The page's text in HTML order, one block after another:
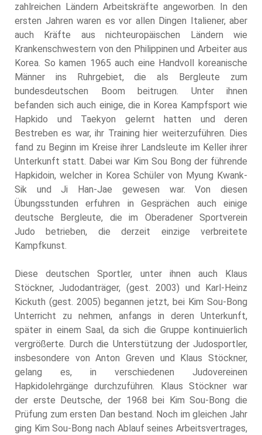
zahlreichen Ländern Arbeitskräfte angeworben. In den
ersten Jahren waren es vor allen Dingen Italiener, aber
auch Kräfte aus nichteuropäischen Ländern wie
Krankenschwestern von den Philippinen und Arbeiter aus
Korea. So kamen 1965 auch eine Handvoll koreanische
Männer ins Ruhrgebiet, die als Bergleute zum
bundesdeutschen Boom beitrugen. Unter ihnen
befanden sich auch einige, die in Korea Kampfsport wie
Hapkido und Taekyon gelernt hatten und deren
Bestreben es war, ihr Training hier weiterzuführen. Dies
fand zu Beginn im Kreise ihrer Landsleute im Keller ihrer
Unterkunft statt. Dabei war Kim Sou Bong der führende
Hapkidoin, welcher in Korea Schüler von Myung Kwank-
Sik und Ji Han-Jae gewesen war. Von diesen
Übungsstunden erfuhren in Gesprächen auch einige
deutsche Bergleute, die im Oberadener Sportverein
Judo betrieben, die derzeit einzige verbreitete
Kampfkunst.
Diese deutschen Sportler, unter ihnen auch Klaus
Stöckner, Judodanträger, (gest. 2003) und Karl-Heinz
Kickuth (gest. 2005) begannen jetzt, bei Kim Sou-Bong
Unterricht zu nehmen, anfangs in deren Unterkunft,
später in einem Saal, da sich die Gruppe kontinuierlich
vergrößerte. Durch die Unterstützung der Judosportler,
insbesondere von Anton Greven und Klaus Stöckner,
gelang es, in verschiedenen Judovereinen
Hapkidolehrgänge durchzuführen. Klaus Stöckner war
der erste Deutsche, der 1968 bei Kim Sou-Bong die
Prüfung zum ersten Dan bestand. Noch im gleichen Jahr
ging Kim Sou-Bong nach Ablauf seines Arbeitsvertrages,